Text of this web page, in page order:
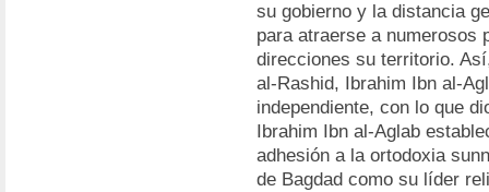
su gobierno y la distancia
para atraerse a numerosos
direcciones su territorio.
al-Rashid, Ibrahim Ibn al-
independiente, con lo que
Ibrahim Ibn al-Aglab
adhesión a la ortodoxia
de Bagdad como su líder